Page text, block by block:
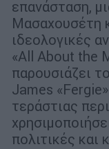
επανάσταση,
Μασαχουσέτη
ιδεολογικές
«All About the
παρουσιάζει
James
τεράστιας
πολιτικές και